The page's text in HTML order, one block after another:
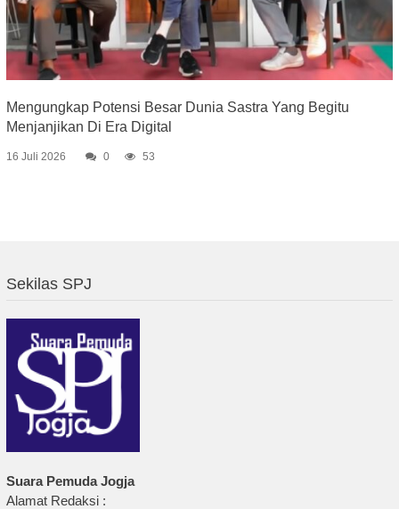
Mengungkap Potensi Besar Dunia Sastra Yang Begitu
Menjanjikan Di Era Digital
16 Juli 2026 0 53
Sekilas SPJ
Suara Pemuda Jogja
Alamat Redaksi :